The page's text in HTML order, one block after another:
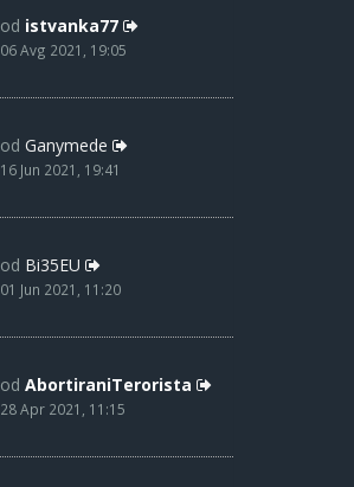
od istvanka77
06 Avg 2021, 19:05
od Ganymede
16 Jun 2021, 19:41
od Bi35EU
01 Jun 2021, 11:20
od AbortiraniTerorista
28 Apr 2021, 11:15